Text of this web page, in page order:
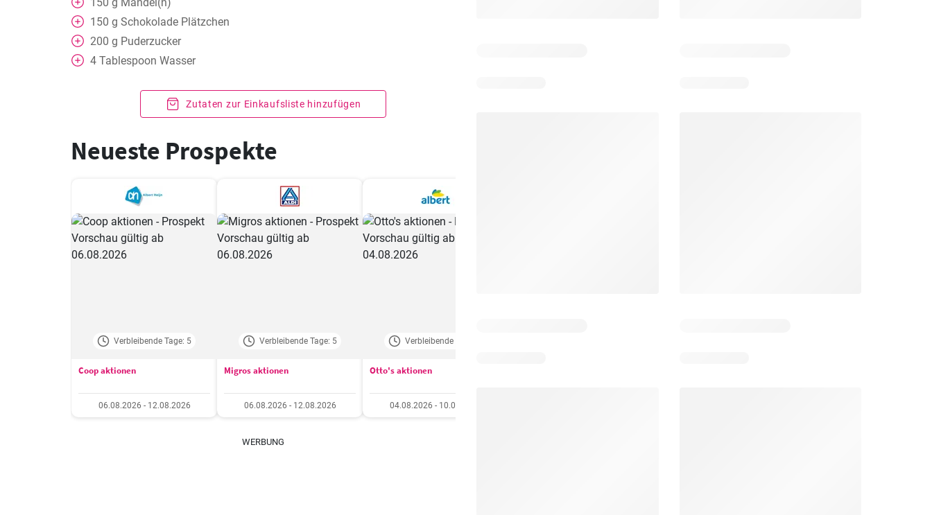
150 g Schokolade Plätzchen
200 g Puderzucker
4 Tablespoon Wasser
Zutaten zur Einkaufsliste hinzufügen
Neueste Prospekte
Verbleibende Tage: 5
Coop aktionen
06.08.2026 - 12.08.2026
Verbleibende Tage: 5
Migros aktionen
06.08.2026 - 12.08.2026
Verbleibende Tage: 3
Otto's aktionen
04.08.2026 - 10.08.2026
WERBUNG